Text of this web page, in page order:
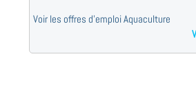
Voir les offres d'emploi Aquaculture